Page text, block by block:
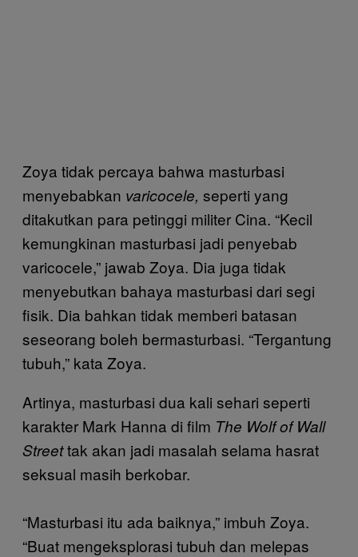
Zoya tidak percaya bahwa masturbasi
menyebabkan varicocele, seperti yang
ditakutkan para petinggi militer Cina. “Kecil
kemungkinan masturbasi jadi penyebab
varicocele,” jawab Zoya. Dia juga tidak
menyebutkan bahaya masturbasi dari segi
fisik. Dia bahkan tidak memberi batasan
seseorang boleh bermasturbasi. “Tergantung
tubuh,” kata Zoya.
Artinya, masturbasi dua kali sehari seperti
karakter Mark Hanna di film The Wolf of Wall
Streettak akan jadi masalah selama hasrat
seksual masih berkobar.
“Masturbasi itu ada baiknya,” imbuh Zoya.
“Buat mengeksplorasi tubuh dan melepas